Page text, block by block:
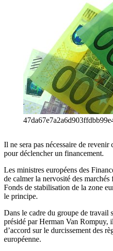
Il ne sera pas nécessaire de
pour déclencher un financement.
Les ministres européens des
de calmer la nervosité des
Fonds de stabilisation de la zone
le principe.
Dans le cadre du groupe de travail
présidé par Herman Van Rompuy,
d’accord sur le durcissement des
européenne.